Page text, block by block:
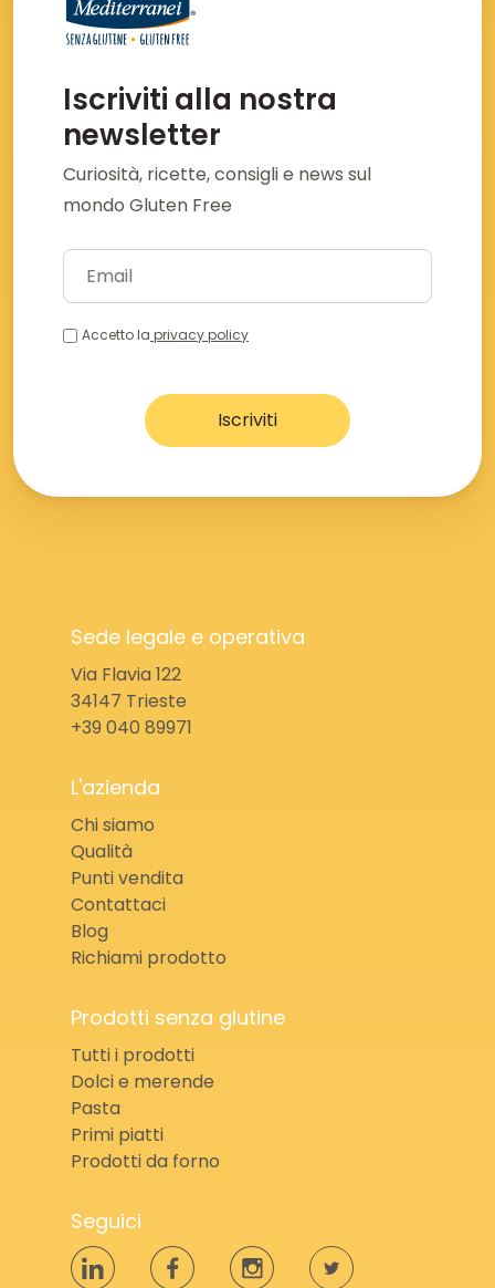
Iscriviti alla nostra
newsletter
Curiosità, ricette, consigli e news sul
mondo Gluten Free
Accetto la privacy policy
Sede legale e operativa
Via Flavia 122
34147 Trieste
+39 040 89971
L'azienda
Chi siamo
Qualità
Punti vendita
Contattaci
Blog
Richiami prodotto
Prodotti senza glutine
Tutti i prodotti
Dolci e merende
Pasta
Primi piatti
Prodotti da forno
Seguici